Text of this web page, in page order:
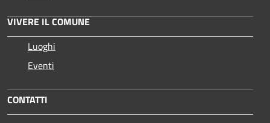
VIVERE IL COMUNE
Luoghi
Eventi
CONTATTI